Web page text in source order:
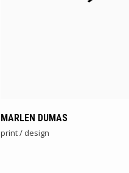
MARLEN DUMAS
print / design